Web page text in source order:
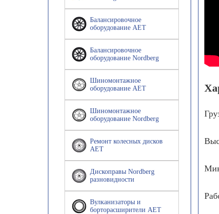
Балансировочное
оборудование AET
Балансировочное
оборудование Nordberg
Шиномонтажное
оборудование AET
Шиномонтажное
оборудование Nordberg
Ремонт колесных дисков
AET
Дископравы Nordberg
разновидности
Вулканизаторы и
борторасширители AET